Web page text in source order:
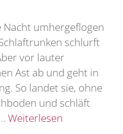
Nacht umhergeflogen
schlurft
vor lauter
Ast ab und geht in
So landet sie, ohne
und schläft
Weiterlesen